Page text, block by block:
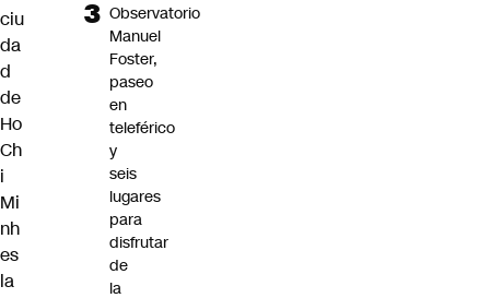
ciu
da
d
de
Ho
Ch
i
Mi
nh
es
la
Observatorio
Manuel
Foster,
paseo
en
teleférico
y
seis
lugares
para
disfrutar
de
la